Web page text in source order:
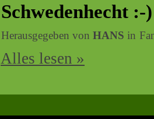
Schwedenhecht :-)
Herausgegeben von HANS in
Alles lesen »